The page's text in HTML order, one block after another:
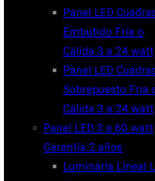
Panel LED
Embutido Fría o
Cálida 3 a 24 watt
Panel LED
Sobrepuesto Fría
Cálida 3 a 24 watt
Panel LED 3 a 60 watt
Garantía 2 años
Luminaria Lineal